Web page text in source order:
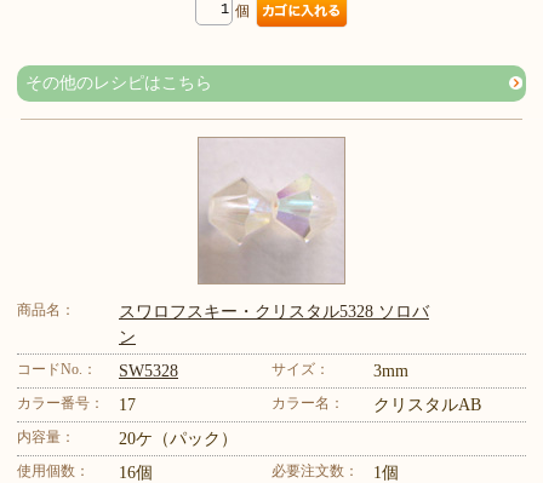
個
その他のレシピはこちら
商品名：
スワロフスキー・クリスタル5328 ソロバ
ン
コードNo.： SW5328 サイズ： 3mm
カラー番号： 17 カラー名： クリスタルAB
内容量： 20ケ（パック）
使用個数： 16個 必要注文数： 1個